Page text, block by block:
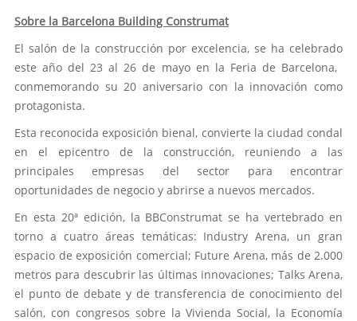
Sobre la Barcelona Building Construmat
El salón de la construcción por excelencia, se ha celebrado
este año del 23 al 26 de mayo en la Feria de Barcelona, ​​
conmemorando su 20 aniversario con la innovación como
protagonista.
Esta reconocida exposición bienal, convierte la ciudad condal
en el epicentro de la construcción, reuniendo a las
principales empresas del sector para encontrar
oportunidades de negocio y abrirse a nuevos mercados.
En esta 20ª edición, la BBConstrumat se ha vertebrado en
torno a cuatro áreas temáticas: Industry Arena, un gran
espacio de exposición comercial; Future Arena, más de 2.000
metros para descubrir las últimas innovaciones; Talks Arena,
el punto de debate y de transferencia de conocimiento del
salón, con congresos sobre la Vivienda Social, la Economía